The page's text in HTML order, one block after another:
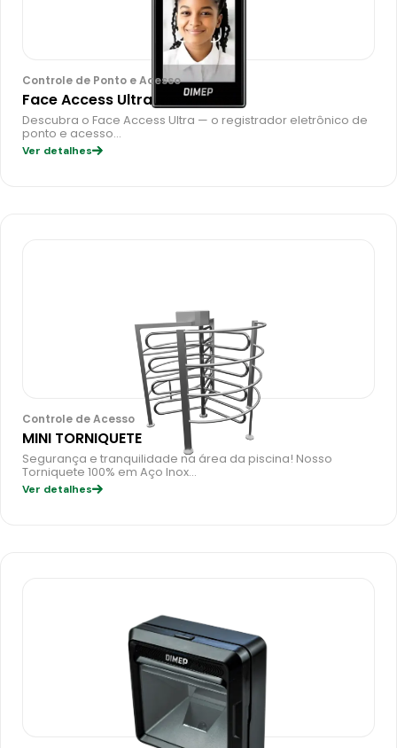
Controle de Ponto e Acesso
Face Access Ultra
Descubra o Face Access Ultra — o registrador eletrônico de
ponto e acesso…
Ver detalhes
Controle de Acesso
MINI TORNIQUETE
Segurança e tranquilidade na área da piscina! Nosso
Torniquete 100% em Aço Inox…
Ver detalhes